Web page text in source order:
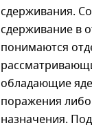
сдерживания.
сдерживание в
понимаются
обладающие
поражения
назначения.